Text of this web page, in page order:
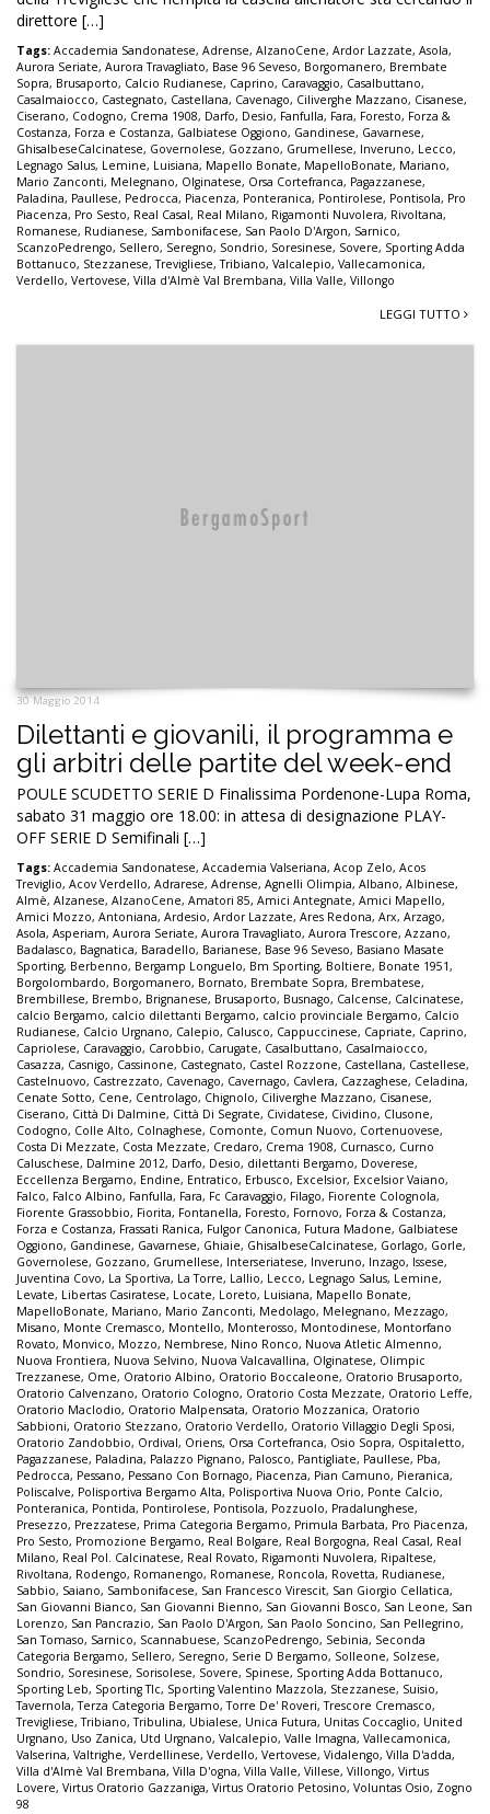
direttore […]
Tags: Accademia Sandonatese, Adrense, AlzanoCene, Ardor Lazzate, Asola,
Aurora Seriate, Aurora Travagliato, Base 96 Seveso, Borgomanero, Brembate
Sopra, Brusaporto, Calcio Rudianese, Caprino, Caravaggio, Casalbuttano,
Casalmaiocco, Castegnato, Castellana, Cavenago, Ciliverghe Mazzano, Cisanese,
Ciserano, Codogno, Crema 1908, Darfo, Desio, Fanfulla, Fara, Foresto, Forza &
Costanza, Forza e Costanza, Galbiatese Oggiono, Gandinese, Gavarnese,
GhisalbeseCalcinatese, Governolese, Gozzano, Grumellese, Inveruno, Lecco,
Legnago Salus, Lemine, Luisiana, Mapello Bonate, MapelloBonate, Mariano,
Mario Zanconti, Melegnano, Olginatese, Orsa Cortefranca, Pagazzanese,
Paladina, Paullese, Pedrocca, Piacenza, Ponteranica, Pontirolese, Pontisola, Pro
Piacenza, Pro Sesto, Real Casal, Real Milano, Rigamonti Nuvolera, Rivoltana,
Romanese, Rudianese, Sambonifacese, San Paolo D'Argon, Sarnico,
ScanzoPedrengo, Sellero, Seregno, Sondrio, Soresinese, Sovere, Sporting Adda
Bottanuco, Stezzanese,Trevigliese,Tribiano, Valcalepio, Vallecamonica,
Verdello, Vertovese, Villa d'Almè Val Brembana, Villa Valle, Villongo
LEGGI TUTTO
30 Maggio 2014
Dilettanti e giovanili, il programma e
gli arbitri delle partite del week-end
POULE SCUDETTO SERIE D Finalissima Pordenone-Lupa Roma,
sabato 31 maggio ore 18.00: in attesa di designazione PLAY-
OFF SERIE D Semifinali […]
Tags: Accademia Sandonatese, Accademia Valseriana, Acop Zelo, Acos
Treviglio, Acov Verdello, Adrarese, Adrense, Agnelli Olimpia, Albano, Albinese,
Almè, Alzanese, AlzanoCene, Amatori 85, Amici Antegnate, Amici Mapello,
Amici Mozzo, Antoniana, Ardesio, Ardor Lazzate, Ares Redona, Arx, Arzago,
Asola, Asperiam, Aurora Seriate, Aurora Travagliato, Aurora Trescore, Azzano,
Badalasco, Bagnatica, Baradello, Barianese, Base 96 Seveso, Basiano Masate
Sporting, Berbenno, Bergamp Longuelo, Bm Sporting, Boltiere, Bonate 1951,
Borgolombardo, Borgomanero, Bornato, Brembate Sopra, Brembatese,
Brembillese, Brembo, Brignanese, Brusaporto, Busnago, Calcense, Calcinatese,
calcio Bergamo, calcio dilettanti Bergamo, calcio provinciale Bergamo, Calcio
Rudianese, Calcio Urgnano, Calepio, Calusco, Cappuccinese, Capriate, Caprino,
Capriolese, Caravaggio, Carobbio, Carugate, Casalbuttano, Casalmaiocco,
Casazza, Casnigo, Cassinone, Castegnato, Castel Rozzone, Castellana, Castellese,
Castelnuovo, Castrezzato, Cavenago, Cavernago, Cavlera, Cazzaghese, Celadina,
Cenate Sotto, Cene, Centrolago, Chignolo, Ciliverghe Mazzano, Cisanese,
Ciserano, Città Di Dalmine, Città Di Segrate, Cividatese, Cividino, Clusone,
Codogno, Colle Alto, Colnaghese, Comonte, Comun Nuovo, Cortenuovese,
Costa Di Mezzate, Costa Mezzate, Credaro, Crema 1908, Curnasco, Curno
Caluschese, Dalmine 2012, Darfo, Desio, dilettanti Bergamo, Doverese,
Eccellenza Bergamo, Endine, Entratico, Erbusco, Excelsior, Excelsior Vaiano,
Falco, Falco Albino, Fanfulla, Fara, Fc Caravaggio, Filago, Fiorente Colognola,
Fiorente Grassobbio, Fiorita, Fontanella, Foresto, Fornovo, Forza & Costanza,
Forza e Costanza, Frassati Ranica, Fulgor Canonica, Futura Madone, Galbiatese
Oggiono, Gandinese, Gavarnese, Ghiaie, GhisalbeseCalcinatese, Gorlago, Gorle,
Governolese, Gozzano, Grumellese, Interseriatese, Inveruno, Inzago, Issese,
Juventina Covo, La Sportiva, La Torre, Lallio, Lecco, Legnago Salus, Lemine,
Levate, Libertas Casiratese, Locate, Loreto, Luisiana, Mapello Bonate,
MapelloBonate, Mariano, Mario Zanconti, Medolago, Melegnano, Mezzago,
Misano, Monte Cremasco, Montello, Monterosso, Montodinese, Montorfano
Rovato, Monvico, Mozzo, Nembrese, Nino Ronco, Nuova Atletic Almenno,
Nuova Frontiera, Nuova Selvino, Nuova Valcavallina, Olginatese, Olimpic
Trezzanese, Ome, Oratorio Albino, Oratorio Boccaleone, Oratorio Brusaporto,
Oratorio Calvenzano, Oratorio Cologno, Oratorio Costa Mezzate, Oratorio Leffe,
Oratorio Maclodio, Oratorio Malpensata, Oratorio Mozzanica, Oratorio
Sabbioni, Oratorio Stezzano, Oratorio Verdello, Oratorio Villaggio Degli Sposi,
Oratorio Zandobbio, Ordival, Oriens, Orsa Cortefranca, Osio Sopra, Ospitaletto,
Pagazzanese, Paladina, Palazzo Pignano, Palosco, Pantigliate, Paullese, Pba,
Pedrocca, Pessano, Pessano Con Bornago, Piacenza, Pian Camuno, Pieranica,
Poliscalve, Polisportiva Bergamo Alta, Polisportiva Nuova Orio, Ponte Calcio,
Ponteranica, Pontida, Pontirolese, Pontisola, Pozzuolo, Pradalunghese,
Presezzo, Prezzatese, Prima Categoria Bergamo, Primula Barbata, Pro Piacenza,
Pro Sesto, Promozione Bergamo, Real Bolgare, Real Borgogna, Real Casal, Real
Milano, Real Pol. Calcinatese, Real Rovato, Rigamonti Nuvolera, Ripaltese,
Rivoltana, Rodengo, Romanengo, Romanese, Roncola, Rovetta, Rudianese,
Sabbio, Saiano, Sambonifacese, San Francesco Virescit, San Giorgio Cellatica,
San Giovanni Bianco, San Giovanni Bienno, San Giovanni Bosco, San Leone, San
Lorenzo, San Pancrazio, San Paolo D'Argon, San Paolo Soncino, San Pellegrino,
San Tomaso, Sarnico, Scannabuese, ScanzoPedrengo, Sebinia, Seconda
Categoria Bergamo, Sellero, Seregno, Serie D Bergamo, Solleone, Solzese,
Sondrio, Soresinese, Sorisolese, Sovere, Spinese, Sporting Adda Bottanuco,
Sporting Leb, Sporting Tlc, Sporting Valentino Mazzola, Stezzanese, Suisio,
Tavernola,Terza Categoria Bergamo,Torre De' Roveri,Trescore Cremasco,
Trevigliese,Tribiano,Tribulina, Ubialese, Unica Futura, Unitas Coccaglio, United
Urgnano, Uso Zanica, Utd Urgnano, Valcalepio, Valle Imagna, Vallecamonica,
Valserina, Valtrighe, Verdellinese, Verdello, Vertovese, Vidalengo, Villa D'adda,
Villa d'Almè Val Brembana, Villa D'ogna, Villa Valle, Villese, Villongo, Virtus
Lovere, Virtus Oratorio Gazzaniga, Virtus Oratorio Petosino, Voluntas Osio, Zogno
98